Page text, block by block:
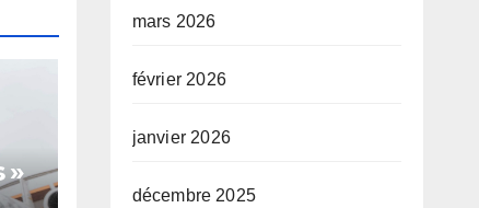
»
mars 2026
février 2026
janvier 2026
décembre 2025